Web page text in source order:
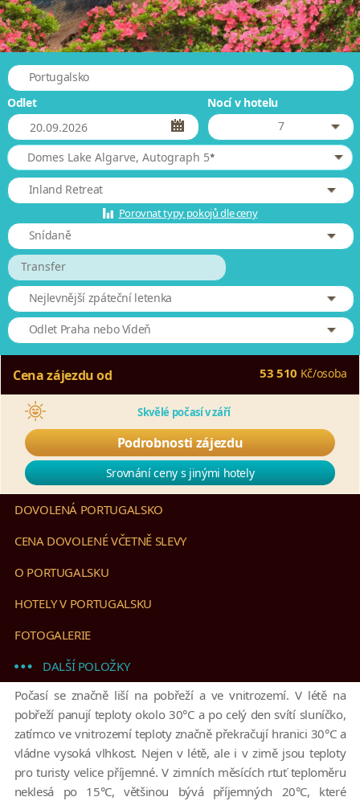
Portugalsko
Odlet
Nocí v hotelu
7
Domes Lake Algarve, Autograph 5*
Inland Retreat
Porovnat typy pokojů dle ceny
Snídaně
Transfer
Nejlevnější zpáteční letenka
Odlet Praha nebo Vídeň
Cena zájezdu od 53 510 Kč/osoba
Skvělé počasí v září
Podrobnosti zájezdu
Srovnání ceny s jinými hotely
DOVOLENÁ PORTUGALSKO
CENA DOVOLENÉ VČETNĚ SLEVY
O PORTUGALSKU
HOTELY V PORTUGALSKU
FOTOGALERIE
DALŠÍ POLOŽKY
Počasí se značně liší na pobřeží a ve vnitrozemí. V létě na
pobřeží panují teploty okolo 30°C a po celý den svítí sluníčko,
zatímco ve vnitrozemí teploty značně překračují hranici 30°C a
vládne vysoká vlhkost. Nejen v létě, ale i v zimě jsou teploty
pro turisty velice příjemné. V zimních měsících rtuť teploměru
neklesá po 15°C, většinou bývá příjemných 20°C, které